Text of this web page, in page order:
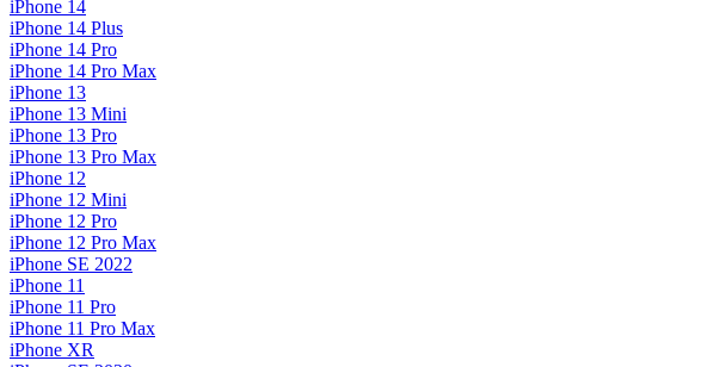
iPhone 14
iPhone 14 Plus
iPhone 14 Pro
iPhone 14 Pro Max
iPhone 13
iPhone 13 Mini
iPhone 13 Pro
iPhone 13 Pro Max
iPhone 12
iPhone 12 Mini
iPhone 12 Pro
iPhone 12 Pro Max
iPhone SE 2022
iPhone 11
iPhone 11 Pro
iPhone 11 Pro Max
iPhone XR